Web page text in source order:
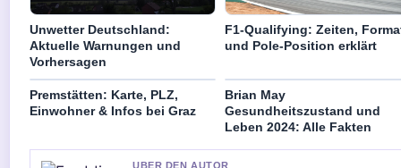
Unwetter Deutschland:
Aktuelle Warnungen und
Vorhersagen
F1-Qualifying: Zeiten,
und Pole-Position erklärt
Premstätten: Karte, PLZ,
Einwohner & Infos bei Graz
Brian May
Gesundheitszustand und
Leben 2024: Alle Fakten
UBER DEN AUTOR